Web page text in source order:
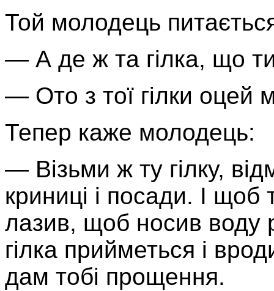
Той молодець
— А де ж та гілка, що
— Ото з тої гілки оцей
Тепер каже молодець:
— Візьми ж ту гілку,
криниці і посади. І щоб
лазив, щоб носив воду
гілка прийметься і
дам тобі прощення.